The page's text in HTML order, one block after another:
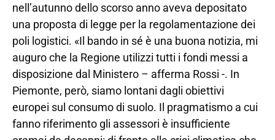
nell’autunno dello scorso anno aveva depositato
una proposta di legge per la regolamentazione dei
poli logistici. «Il bando in sé è una buona notizia, mi
auguro che la Regione utilizzi tutti i fondi messi a
disposizione dal Ministero – afferma Rossi -. In
Piemonte, però, siamo lontani dagli obiettivi
europei sul consumo di suolo. Il pragmatismo a cui
fanno riferimento gli assessori è insufficiente